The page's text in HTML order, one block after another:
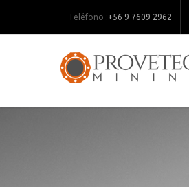
Teléfono :+56 9 7609 2962